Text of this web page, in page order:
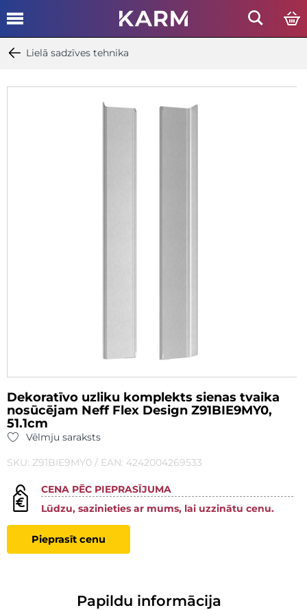
Lielā sadzīves tehnika
Dekoratīvo uzliku komplekts sienas tvaika
nosūcējam Neff Flex Design Z91BIE9MY0,
51.1cm
Vēlmju saraksts
SKU: Z91BIE9MY0 / EAN: 4242004269533
CENA PĒC PIEPRASĪJUMA
Lūdzu, sazinieties ar mums, lai uzzinātu cenu.
Pieprasīt cenu
Papildu informācija